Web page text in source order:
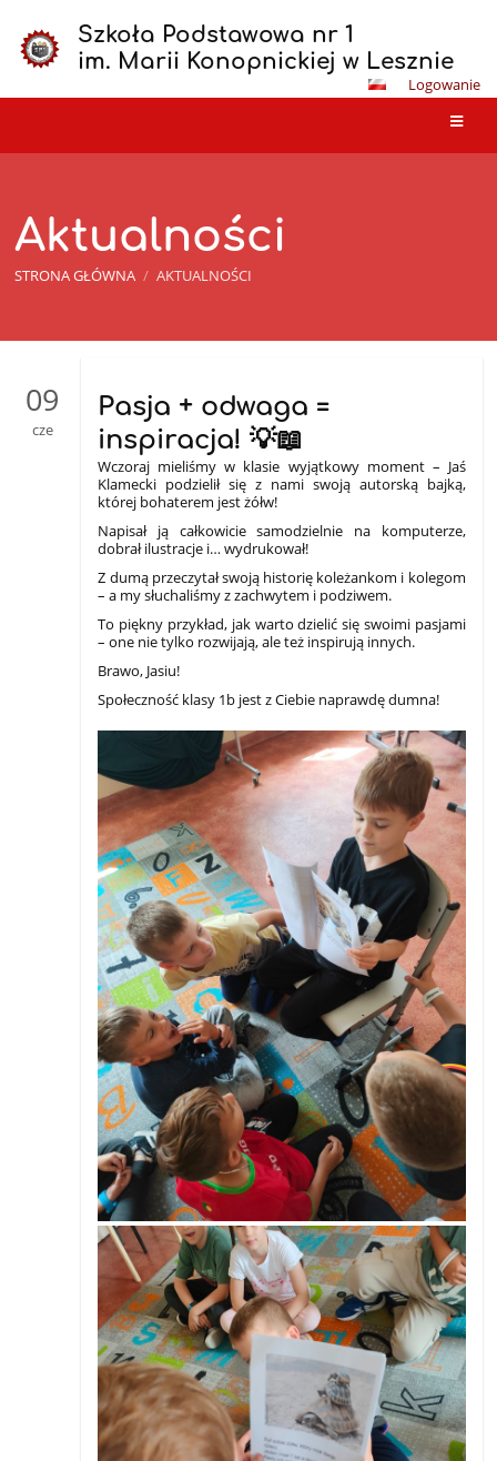
Szkoła Podstawowa nr 1
im. Marii Konopnickiej w Lesznie
Logowanie
Aktualności
STRONA GŁÓWNA / AKTUALNOŚCI
09
cze
Pasja + odwaga =
inspiracja! 💡📖
Wczoraj mieliśmy w klasie wyjątkowy moment – Jaś
Klamecki podzielił się z nami swoją autorską bajką,
której bohaterem jest żółw!
Napisał ją całkowicie samodzielnie na komputerze,
dobrał ilustracje i… wydrukował!
Z dumą przeczytał swoją historię koleżankom i kolegom
– a my słuchaliśmy z zachwytem i podziwem.
To piękny przykład, jak warto dzielić się swoimi pasjami
– one nie tylko rozwijają, ale też inspirują innych.
Brawo, Jasiu!
Społeczność klasy 1b jest z Ciebie naprawdę dumna!